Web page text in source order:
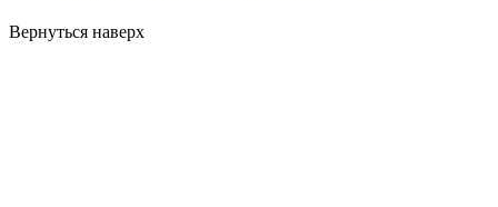
Вернуться наверх